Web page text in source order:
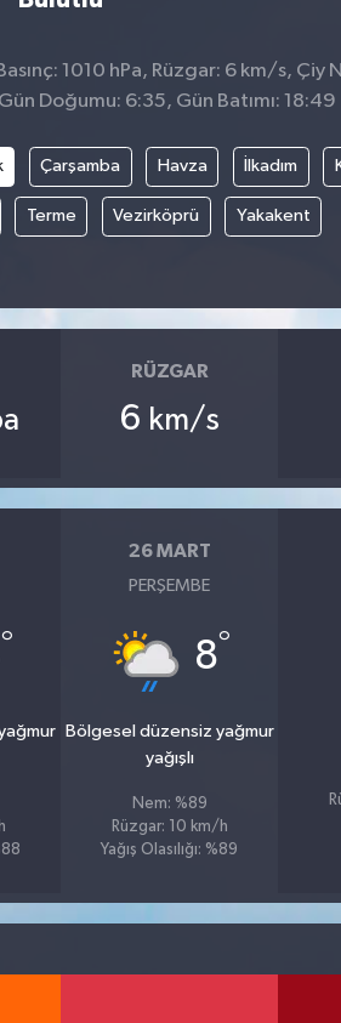
1010 hPa, Rüzgar: 6 km/s, Çiy
Doğumu: 6:35, Gün Batımı: 18:49
Çarşamba Havza İlkadım
Terme Vezirköprü Yakakent
RÜZGAR
6 km/s
°
26 MART
PERŞEMBE
8°
Bölgesel düzensiz yağmur
yağışlı
Nem: %89
Rüzgar: 10 km/h
Yağış Olasılığı: %89